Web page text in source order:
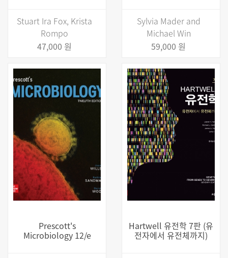
Stuart Ira Fox, Krista
Rompo
47,000 원
Sylvia Mader and
Michael Win
59,000 원
Prescott's
Microbiology 12/e
Hartwell 유전학 7판 (유
전자에서 유전체까지)